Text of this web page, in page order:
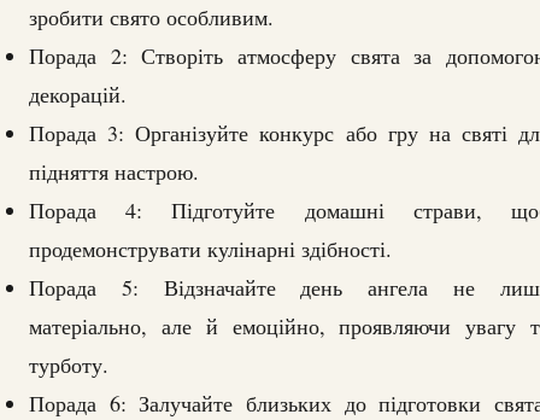
зробити свято особливим.
Порада 2: Створіть атмосферу свята за
декорацій.
Порада 3: Організуйте конкурс або гру на святі
підняття настрою.
Порада 4: Підготуйте домашні страви,
продемонструвати кулінарні здібності.
Порада 5: Відзначайте день ангела не
матеріально, але й емоційно, проявляючи увагу
турботу.
Порада 6: Залучайте близьких до підготовки